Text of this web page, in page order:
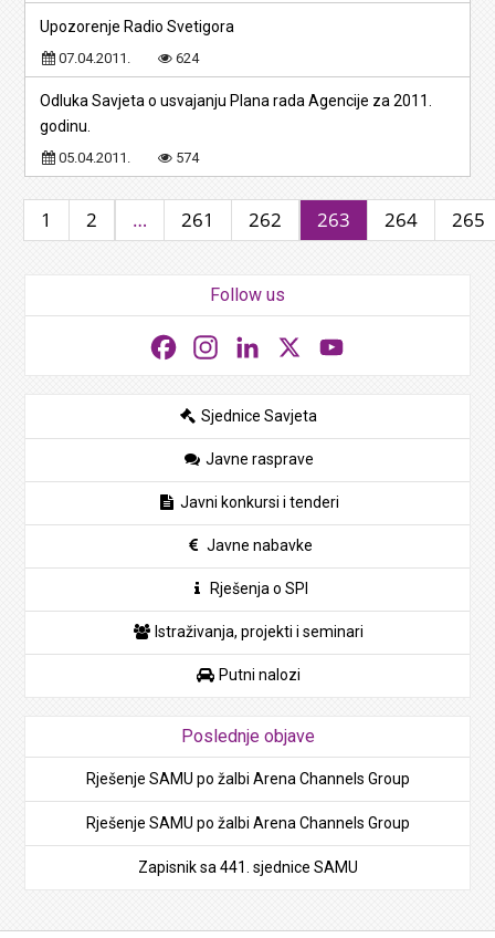
Upozorenje Radio Svetigora
07.04.2011. 624
Odluka Savjeta o usvajanju Plana rada Agencije za 2011.
godinu.
05.04.2011. 574
1 2 … 261 262 263 264 265
Follow us
FacebookInstagramLinkedIn
Sjednice Savjeta
Javne rasprave
Javni konkursi i tenderi
Javne nabavke
Rješenja o SPI
Istraživanja, projekti i seminari
Putni nalozi
Poslednje objave
Rješenje SAMU po žalbi Arena Channels Group
Rješenje SAMU po žalbi Arena Channels Group
Zapisnik sa 441. sjednice SAMU